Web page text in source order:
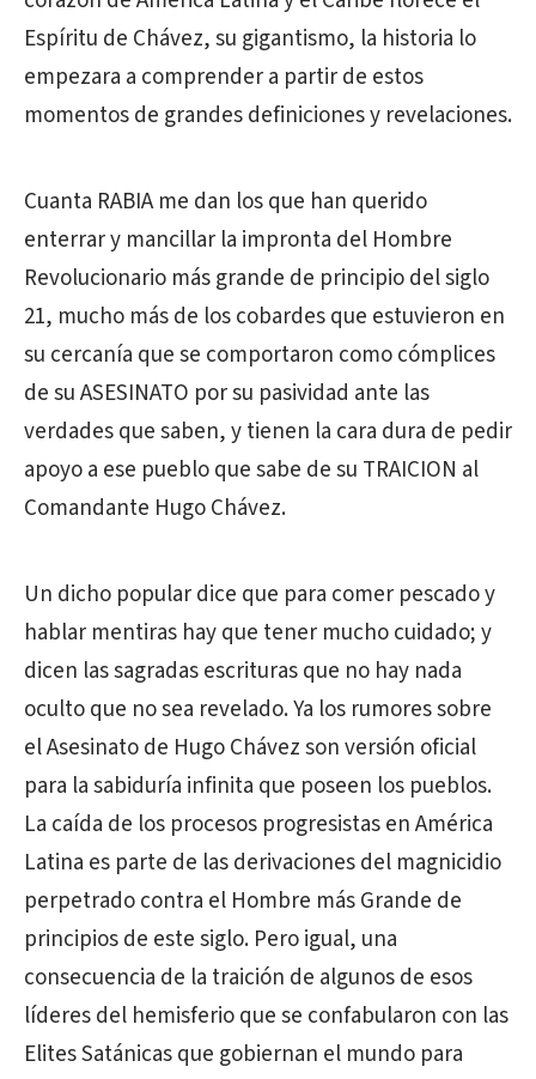
Espíritu de Chávez, su gigantismo, la historia lo
empezara a comprender a partir de estos
momentos de grandes definiciones y revelaciones.
Cuanta RABIA me dan los que han querido
enterrar y mancillar la impronta del Hombre
Revolucionario más grande de principio del siglo
21, mucho más de los cobardes que estuvieron en
su cercanía que se comportaron como cómplices
de su ASESINATO por su pasividad ante las
verdades que saben, y tienen la cara dura de pedir
apoyo a ese pueblo que sabe de su TRAICION al
Comandante Hugo Chávez.
Un dicho popular dice que para comer pescado y
hablar mentiras hay que tener mucho cuidado; y
dicen las sagradas escrituras que no hay nada
oculto que no sea revelado. Ya los rumores sobre
el Asesinato de Hugo Chávez son versión oficial
para la sabiduría infinita que poseen los pueblos.
La caída de los procesos progresistas en América
Latina es parte de las derivaciones del magnicidio
perpetrado contra el Hombre más Grande de
principios de este siglo. Pero igual, una
consecuencia de la traición de algunos de esos
líderes del hemisferio que se confabularon con las
Elites Satánicas que gobiernan el mundo para